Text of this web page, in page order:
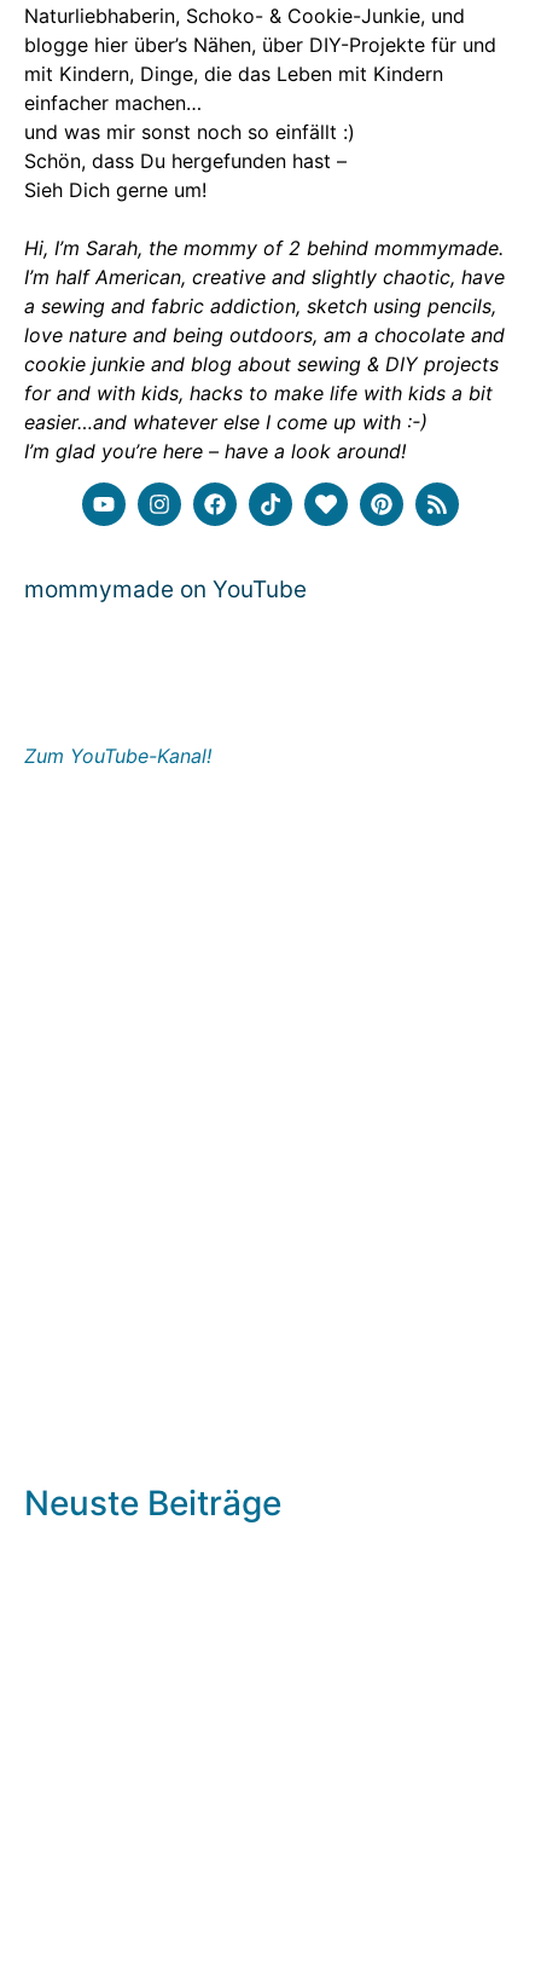
Naturliebhaberin, Schoko- & Cookie-Junkie, und
blogge hier über’s Nähen, über DIY-Projekte für und
mit Kindern, Dinge, die das Leben mit Kindern
einfacher machen…
und was mir sonst noch so einfällt :)
Schön, dass Du hergefunden hast –
Sieh Dich gerne um!
Hi, I’m Sarah, the mommy of 2 behind mommymade.
I’m half American, creative and slightly chaotic, have
a sewing and fabric addiction, sketch using pencils,
love nature and being outdoors, am a chocolate and
cookie junkie and blog about sewing & DIY projects
for and with kids, hacks to make life with kids a bit
easier…and whatever else I come up with :-)
I’m glad you’re here – have a look around!
mommymade on YouTube
Zum YouTube-Kanal!
Neuste Beiträge